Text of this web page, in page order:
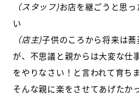
（スタッフ)お店を継ごうと思
い
（店主)子供のころから将来は
が、不思議と親からは大変な仕
をやりなさい！と言われて育ちま
そんな親に楽をさせてあげたか